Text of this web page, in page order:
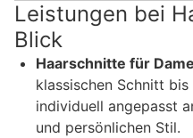
Leistungen bei
Blick
Haarschnitte für
klassischen Schnitt
individuell angepasst
und persönlichen Stil.